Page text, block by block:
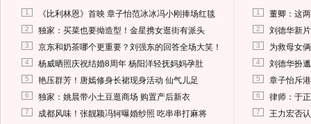
1 《比利林恩》首映 章子怡范冰冰冯小刚捧场红毯
2 独家：买菜也要拗造型！金星携女逛街有派头
3 京东和奶茶哪个更重要？刘强东的回答全场大笑！
4 杨威晒照庆祝结婚8周年 杨阳洋轻抚妈妈孕肚
5 艳压群芳！唐嫣修身长裙现身活动 仙气儿足
6 独家：姚晨带小土豆逛商场 购置产后新衣
7 成都风味！张靓颖冯轲曝婚纱照 吃串串打麻将
1 董卿：这
2 刘德华新
3 为救母女
4 刘德华扮
5 章子怡斥
6 律师：于
7 王力宏否